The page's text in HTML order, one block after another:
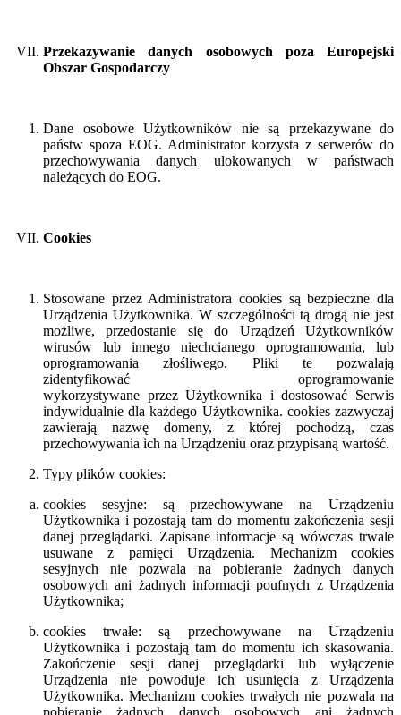
Przekazywanie danych osobowych poza Europejski
Obszar Gospodarczy
Dane osobowe Użytkowników nie są przekazywane do
państw spoza EOG. Administrator korzysta z serwerów do
przechowywania danych ulokowanych w państwach
należących do EOG.
Cookies
Stosowane przez Administratora cookies są bezpieczne dla
Urządzenia Użytkownika. W szczególności tą drogą nie jest
możliwe, przedostanie się do Urządzeń Użytkowników
wirusów lub innego niechcianego oprogramowania, lub
oprogramowania złośliwego. Pliki te pozwalają
zidentyfikować oprogramowanie
wykorzystywane przez Użytkownika i dostosować Serwis
indywidualnie dla każdego Użytkownika. cookies zazwyczaj
zawierają nazwę domeny, z której pochodzą, czas
przechowywania ich na Urządzeniu oraz przypisaną wartość.
Typy plików cookies:
cookies sesyjne: są przechowywane na Urządzeniu
Użytkownika i pozostają tam do momentu zakończenia sesji
danej przeglądarki. Zapisane informacje są wówczas trwale
usuwane z pamięci Urządzenia. Mechanizm cookies
sesyjnych nie pozwala na pobieranie żadnych danych
osobowych ani żadnych informacji poufnych z Urządzenia
Użytkownika;
cookies trwałe: są przechowywane na Urządzeniu
Użytkownika i pozostają tam do momentu ich skasowania.
Zakończenie sesji danej przeglądarki lub wyłączenie
Urządzenia nie powoduje ich usunięcia z Urządzenia
Użytkownika. Mechanizm cookies trwałych nie pozwala na